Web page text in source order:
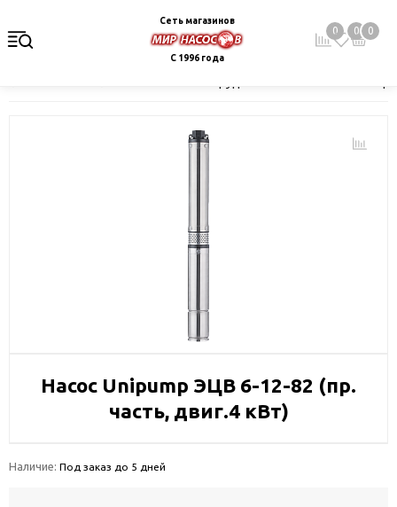
Сеть магазинов
С 1996 года
0 0 0
Насос Unipump ЭЦВ 6-12-82 (пр.
часть, двиг.4 кВт)
Наличие: Под заказ до 5 дней